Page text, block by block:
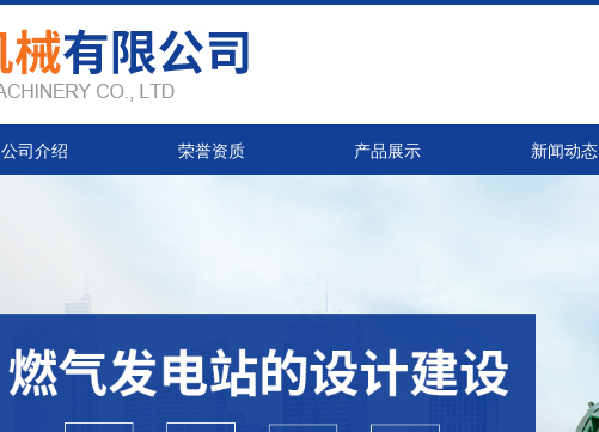
公司介绍 荣誉资质 产品展示 新闻动态